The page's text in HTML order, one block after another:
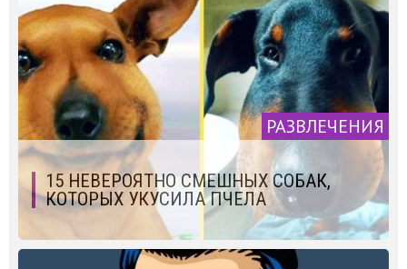
РАЗВЛЕЧЕНИЯ
15 НЕВЕРОЯТНО СМЕШНЫХ СОБАК,
КОТОРЫХ УКУСИЛА ПЧЕЛА